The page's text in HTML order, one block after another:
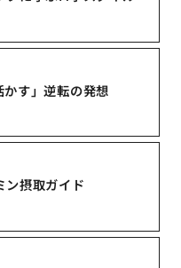
す」逆転の発想
ン摂取ガイド